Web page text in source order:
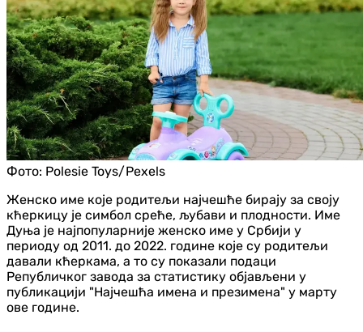
Фото: Polesie Toys/Pexels
Женско име које родитељи најчешће бирају за своју
кћеркицу је симбол среће, љубави и плодности. Име
Дуња је најпопуларније женско име у Србији у
периоду од 2011. до 2022. године које су родитељи
давали кћеркама, а то су показали подаци
Републичког завода за статистику објављени у
публикацији "Најчешћа имена и презимена" у марту
ове године.